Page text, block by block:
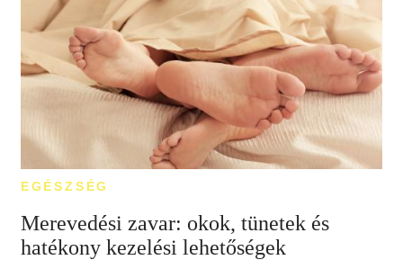
EGÉSZSÉG
Merevedési zavar: okok, tünetek és
hatékony kezelési lehetőségek